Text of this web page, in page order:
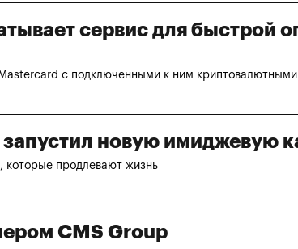
сервис для быстрой
с подключенными к ним
новую имиджевую
которые продлевают жизнь
CMS Group